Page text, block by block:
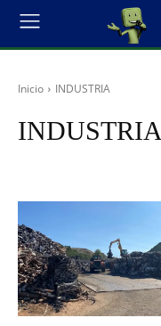
Inicio INDUSTRIA
INDUSTRIA